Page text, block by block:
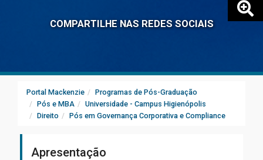
COMPARTILHE NAS REDES SOCIAIS
Portal Mackenzie
Programas de Pós-Graduação
Pós e MBA
Universidade - Campus Higienópolis
Direito
Pós em Governança Corporativa e Compliance
Apresentação